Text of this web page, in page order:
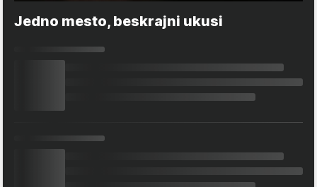
Jedno mesto, beskrajni ukusi